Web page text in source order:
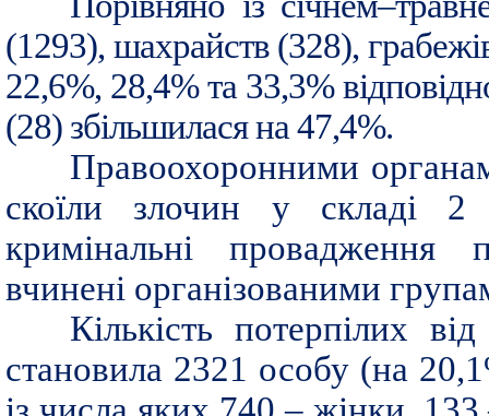
(1293), шахрайств (328),
22,6%, 28,4% та 33,3%
(28) збільшилася на 47,4%.
Правоохоронними
скоїли злочин у складі 2
кримінальні провадження
вчинені організованими
Кількість потерпілих
становила 2321 особу (на